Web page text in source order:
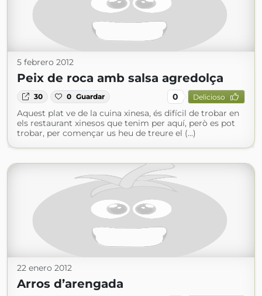
5 febrero 2012
Peix de roca amb salsa agredolça
30 0 Guardar 0 Delicioso
Aquest plat ve de la cuina xinesa, és difícil de trobar en
els restaurant xinesos que tenim per aquí, però es pot
trobar, per començar us heu de treure el (...)
22 enero 2012
Arros d’arengada